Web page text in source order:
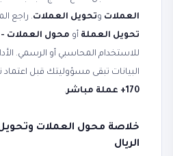
العملات وتحويل العملات. راجع
تحويل العملة أو محول العملات - 170+ عملة مباشر
للاستخدام المحاسبي أو الرسمي.
البيانات تبقى مسؤوليتك قبل اعتماد
170+ عملة مباشر
.
خلاصة محول العملات
الريال